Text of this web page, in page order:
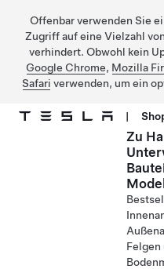
Offenbar verwenden Sie
Zugriff auf eine Vielzahl
verhindert. Obwohl kein
Google Chrome, Mozilla
Safari verwenden, um ein
|
Zu
Felgen